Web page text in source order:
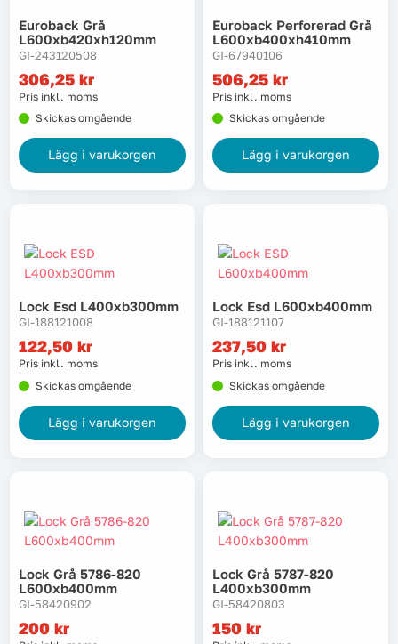
Euroback Grå
L600xb420xh120mm
GI-243120508
306,25 kr
Pris inkl. moms
Skickas omgående
Lägg i varukorgen
Euroback Perforerad Grå
L600xb400xh410mm
GI-67940106
506,25 kr
Pris inkl. moms
Skickas omgående
Lägg i varukorgen
Lock Esd L400xb300mm
GI-188121008
122,50 kr
Pris inkl. moms
Skickas omgående
Lägg i varukorgen
Lock Esd L600xb400mm
GI-188121107
237,50 kr
Pris inkl. moms
Skickas omgående
Lägg i varukorgen
Lock Grå 5786-820
L600xb400mm
GI-58420902
200 kr
Lock Grå 5787-820
L400xb300mm
GI-58420803
150 kr